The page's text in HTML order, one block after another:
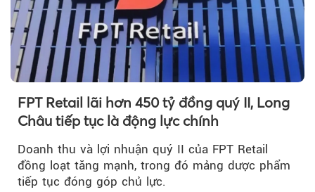
FPT Retail lãi hơn 450 tỷ đồng quý II, Long
Châu tiếp tục là động lực chính
Doanh thu và lợi nhuận quý II của FPT Retail
đồng loạt tăng mạnh, trong đó mảng dược phẩm
tiếp tục đóng góp chủ lực.